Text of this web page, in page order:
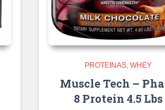
PROTEINAS WHEY
Muscle Tech –
8 Protein 4.5 Lbs